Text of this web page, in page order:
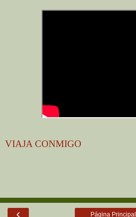
VIAJA CONMIGO
‹ Página Principal